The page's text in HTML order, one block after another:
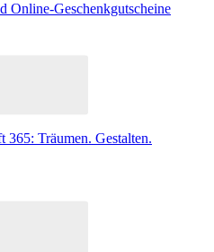
Online-Geschenkgutscheine
Träumen. Gestalten.